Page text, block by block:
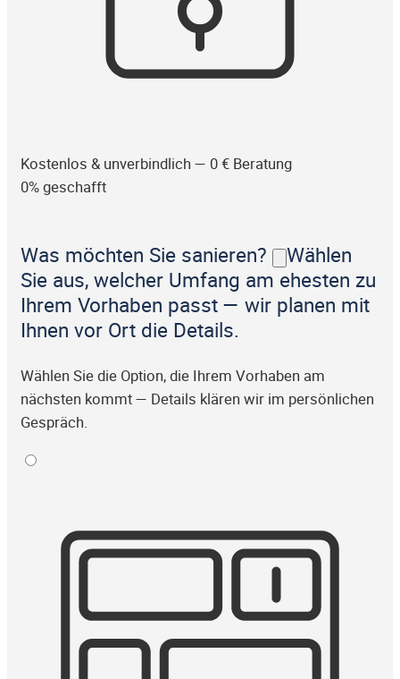
Kostenlos & unverbindlich — 0 € Beratung
0% geschafft
Was möchten Sie sanieren?
Wählen
Sie aus, welcher Umfang am ehesten zu
Ihrem Vorhaben passt — wir planen mit
Ihnen vor Ort die Details.
Wählen Sie die Option, die Ihrem Vorhaben am
nächsten kommt — Details klären wir im persönlichen
Gespräch.